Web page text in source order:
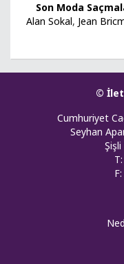
Son Moda
Alan Sokal, Jean
©
Cumhuriyet
Seyhan